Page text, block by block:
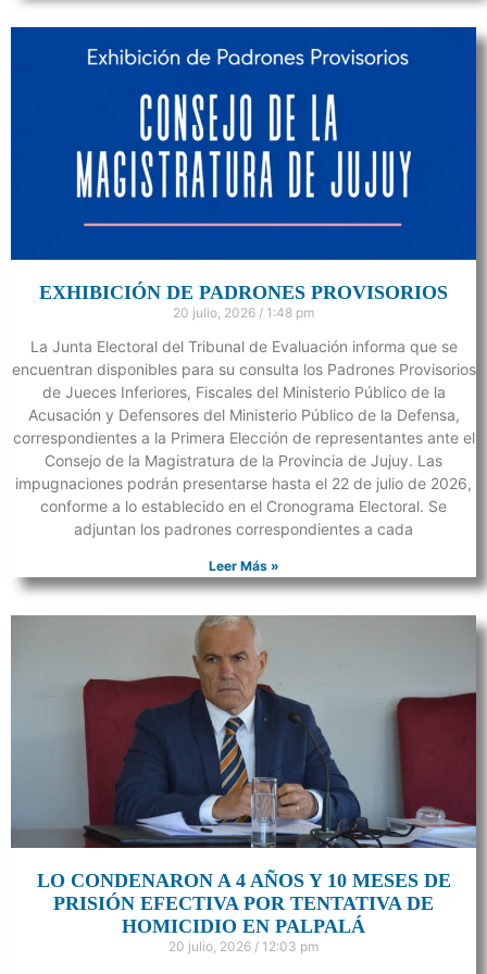
EXHIBICIÓN DE PADRONES PROVISORIOS
20 julio, 2026 1:48 pm
La Junta Electoral del Tribunal de Evaluación informa que se
encuentran disponibles para su consulta los Padrones Provisorios
de Jueces Inferiores, Fiscales del Ministerio Público de la
Acusación y Defensores del Ministerio Público de la Defensa,
correspondientes a la Primera Elección de representantes ante el
Consejo de la Magistratura de la Provincia de Jujuy. Las
impugnaciones podrán presentarse hasta el 22 de julio de 2026,
conforme a lo establecido en el Cronograma Electoral. Se
adjuntan los padrones correspondientes a cada
Leer Más »
LO CONDENARON A 4 AÑOS Y 10 MESES DE
PRISIÓN EFECTIVA POR TENTATIVA DE
HOMICIDIO EN PALPALÁ
20 julio, 2026 12:03 pm